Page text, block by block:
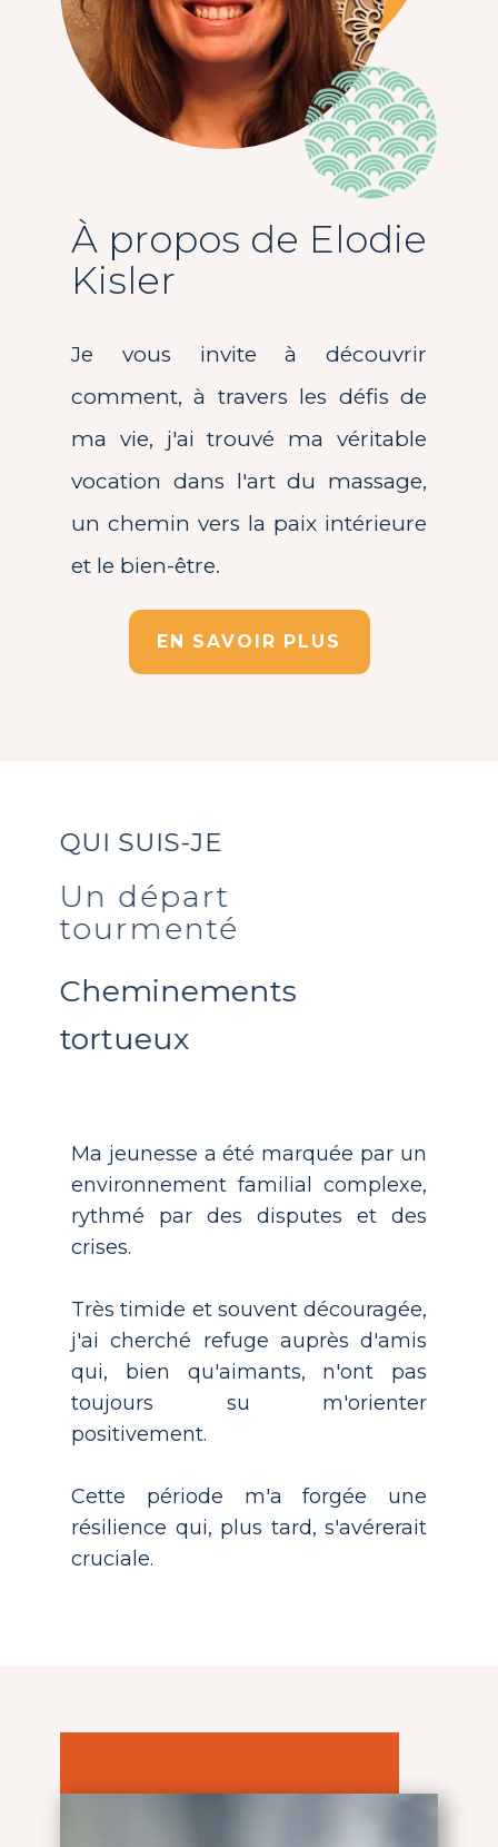
À propos de Elodie
Kisler
Je vous invite à découvrir
comment, à travers les défis de
ma vie, j'ai trouvé ma véritable
vocation dans l'art du massage,
un chemin vers la paix intérieure
et le bien-être.
EN SAVOIR PLUS
QUI SUIS-JE
Un départ
tourmenté
Cheminements
tortueux
Ma jeunesse a été marquée par un
environnement familial complexe,
rythmé par des disputes et des
crises.
Très timide et souvent découragée,
j'ai cherché refuge auprès d'amis
qui, bien qu'aimants, n'ont pas
toujours su m'orienter
positivement.
Cette période m'a forgée une
résilience qui, plus tard, s'avérerait
cruciale.